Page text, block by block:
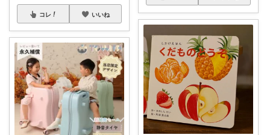
コレ いいね